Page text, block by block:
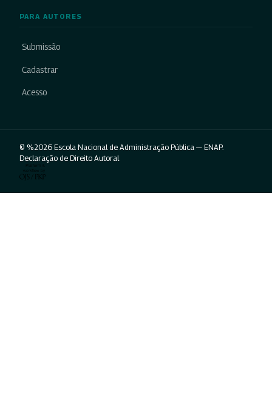
PARA AUTORES
Submissão
Cadastrar
Acesso
© %2026 Escola Nacional de Administração Pública — ENAP.
Declaração de Direito Autoral